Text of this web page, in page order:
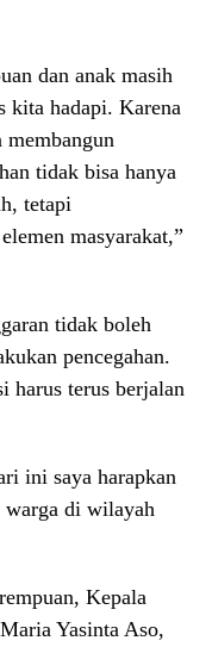
dan anak masih
kita hadapi. Karena
tidak bisa hanya
tetapi
masyarakat,”
tidak boleh
pencegahan.
harus terus berjalan
ini saya harapkan
warga di wilayah
Kepala
Yasinta Aso,